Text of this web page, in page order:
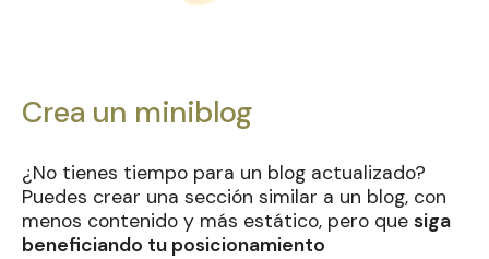
Crea un miniblog
¿No tienes tiempo para un blog actualizado?
Puedes crear una sección similar a un blog, con
menos contenido y más estático, pero que siga
beneficiando tu posicionamiento